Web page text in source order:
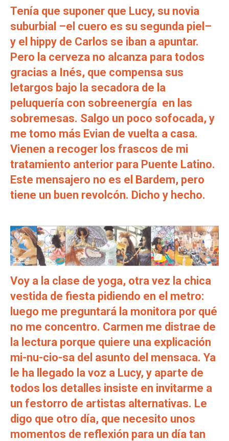
Tenía que suponer que Lucy, su novia
suburbial –el cuero es su segunda piel–
y el hippy de Carlos se iban a apuntar.
Pero la cerveza no alcanza para todos
gracias a Inés, que compensa sus
letargos bajo la secadora de la
peluquería con sobreenergía en las
sobremesas. Salgo un poco sofocada, y
me tomo más Evian de vuelta a casa.
Vienen a recoger los frascos de mi
tratamiento anterior para Puente Latino.
Este mensajero no es el Bardem, pero
tiene un buen revolcón. Dicho y hecho.
Voy a la clase de yoga, otra vez la chica
vestida de fiesta pidiendo en el metro:
luego me preguntará la monitora por qué
no me concentro. Carmen me distrae de
la lectura porque quiere una explicación
mi-nu-cio-sa del asunto del mensaca. Ya
le ha llegado la voz a Lucy, y aparte de
todos los detalles insiste en invitarme a
un festorro de artistas alternativas. Le
digo que otro día, que necesito unos
momentos de reflexión para un día tan